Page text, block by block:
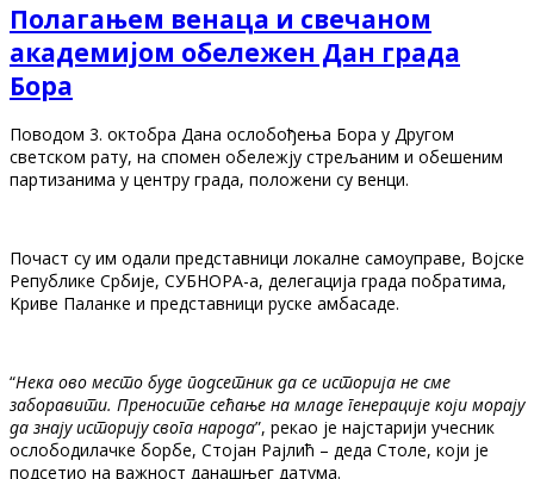
Полагањем венаца и свечаном
академијом обележен Дан града
Бора
Поводом 3. oктобра Дана ослобођења Бора у Другом
светском рату, на спомен обележју стрељаним и обешеним
партизанима у центру града, положени су венци.
Почаст су им одали представници локалне самоуправе, Војске
Републике Србије, СУБНОРА-а, делегација града побратима,
Kриве Паланке и представници руске амбасаде.
“Нека ово место буде подсетник да се историја не сме
заборавити. Преносите сећање на младе генерације који морају
да знају историју свога народа”, рекао је најстарији учесник
ослободилачке борбе, Стојан Рајлић – деда Столе, који је
подсетио на важност данашњег датума.